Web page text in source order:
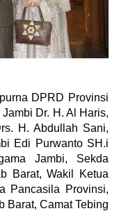
DPRD Provinsi
Dr. H. Al Haris,
H. Abdullah Sani,
Edi Purwanto SH.i
Jambi, Sekda
Barat, Wakil Ketua
Pancasila Provinsi,
Barat, Camat Tebing